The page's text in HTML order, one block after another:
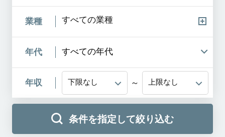
業種 すべての業種
年代
年収 ～
条件を指定して絞り込む